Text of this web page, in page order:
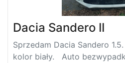
Dacia Sandero II
Sprzedam Dacia Sandero
kolor biały. Auto